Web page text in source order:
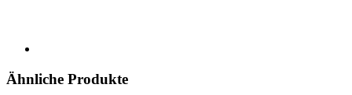
Ähnliche Produkte